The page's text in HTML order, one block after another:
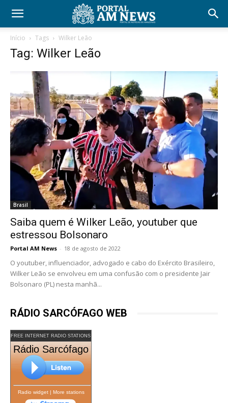
Início Tags Wilker Leão
Tag: Wilker Leão
Brasil
Saiba quem é Wilker Leão, youtuber que
estressou Bolsonaro
Portal AM News - 18 de agosto de 2022
O youtuber, influenciador, advogado e cabo do Exército Brasileiro,
Wilker Leão se envolveu em uma confusão com o presidente Jair
Bolsonaro (PL) nesta manhã...
RÁDIO SARCÓFAGO WEB
FREE INTERNET RADIO STATIONS
Rádio Sarcófago
Radio widget| More stations